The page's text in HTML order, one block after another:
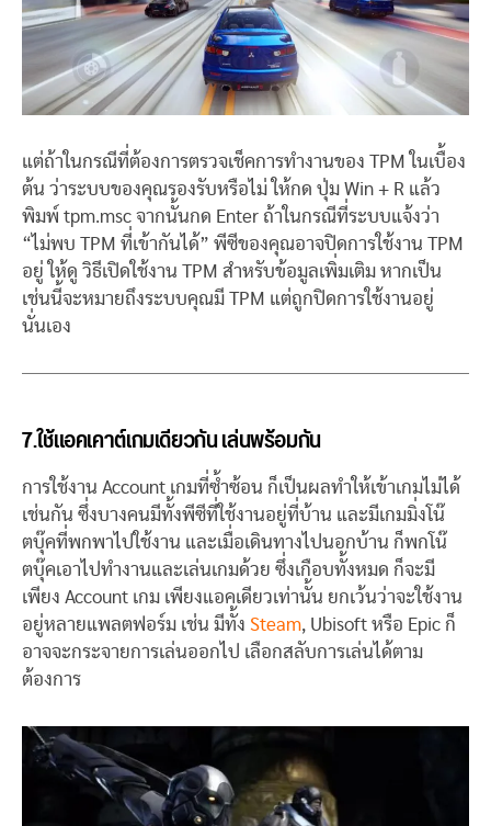
แต่ถ้าในกรณีที่ต้องการตรวจเช็คการทำงานของ TPM ในเบื้อง
ต้น ว่าระบบของคุณรองรับหรือไม่ ให้กด ปุ่ม Win + R แล้ว
พิมพ์ tpm.msc จากนั้นกด Enter ถ้าในกรณีที่ระบบแจ้งว่า
“ไม่พบ TPM ที่เข้ากันได้” พีซีของคุณอาจปิดการใช้งาน TPM
อยู่ ให้ดู วิธีเปิดใช้งาน TPM สําหรับข้อมูลเพิ่มเติม หากเป็น
เช่นนี้จะหมายถึงระบบคุณมี TPM แต่ถูกปิดการใช้งานอยู่
นั่นเอง
7.ใช้แอคเคาต์เกมเดียวกัน เล่นพร้อมกัน
การใช้งาน Account เกมที่ซ้ำซ้อน ก็เป็นผลทำให้เข้าเกมไม่ได้
เช่นกัน ซึ่งบางคนมีทั้งพีซีที่ใช้งานอยู่ที่บ้าน และมีเกมมิ่งโน๊
ตบุ๊คที่พกพาไปใช้งาน และเมื่อเดินทางไปนอกบ้าน ก็พกโน๊
ตบุ๊คเอาไปทำงานและเล่นเกมด้วย ซึ่งเกือบทั้งหมด ก็จะมี
เพียง Account เกม เพียงแอคเดียวเท่านั้น ยกเว้นว่าจะใช้งาน
อยู่หลายแพลตฟอร์ม เช่น มีทั้ง Steam, Ubisoft หรือ Epic ก็
อาจจะกระจายการเล่นออกไป เลือกสลับการเล่นได้ตาม
ต้องการ